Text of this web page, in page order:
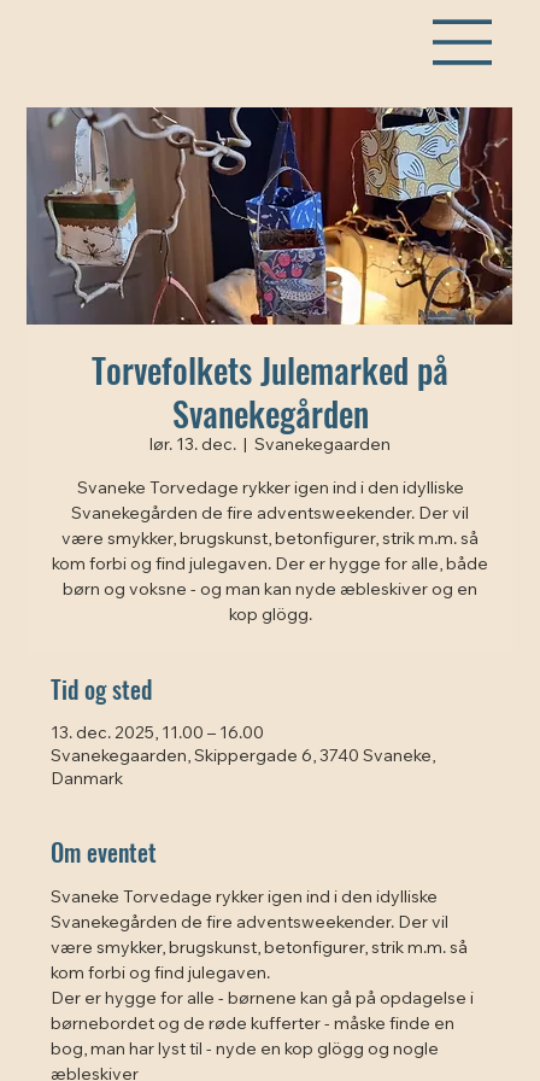
Torvefolkets Julemarked på
Svanekegården
lør. 13. dec. Svanekegaarden
Svaneke Torvedage rykker igen ind i den idylliske
Svanekegården de fire adventsweekender. Der vil
være smykker, brugskunst, betonfigurer, strik m.m. så
kom forbi og find julegaven. Der er hygge for alle, både
børn og voksne - og man kan nyde æbleskiver og en
kop glögg.
Tid og sted
13. dec. 2025, 11.00 – 16.00
Svanekegaarden, Skippergade 6, 3740 Svaneke,
Danmark
Om eventet
Svaneke Torvedage rykker igen ind i den idylliske
Svanekegården de fire adventsweekender. Der vil
være smykker, brugskunst, betonfigurer, strik m.m. så
kom forbi og find julegaven.
Der er hygge for alle - børnene kan gå på opdagelse i
børnebordet og de røde kufferter - måske finde en
bog, man har lyst til - nyde en kop glögg og nogle
æbleskiver